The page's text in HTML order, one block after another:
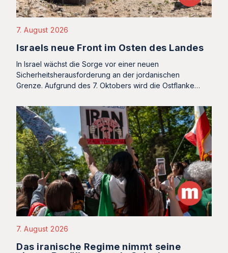
7. August 2026
Israels neue Front im Osten des Landes
In Israel wächst die Sorge vor einer neuen
Sicherheitsherausforderung an der jordanischen
Grenze. Aufgrund des 7. Oktobers wird die Ostflanke…
7. August 2026
Das iranische Regime nimmt seine